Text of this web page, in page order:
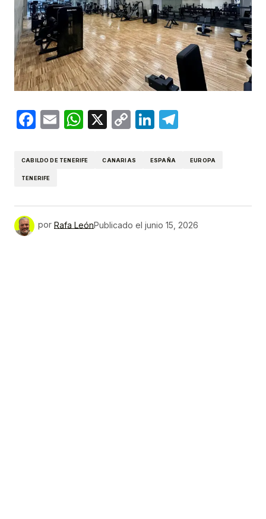
Facebook
EmailWhatsApp
X
CopyLinkedIn
CABILDO DE TENERIFE CANARIAS ESPAÑA EUROPA
TENERIFE
por Rafa LeónPublicado el junio 15, 2026